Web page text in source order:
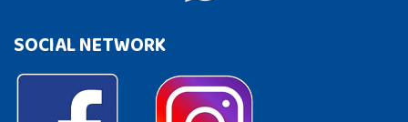
SOCIAL NETWORK